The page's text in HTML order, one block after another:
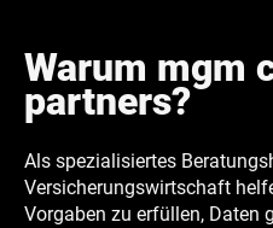
Warum mgm
partners?
Als spezialisiertes
Versicherungswirtschaft
Vorgaben zu erfüllen, Daten